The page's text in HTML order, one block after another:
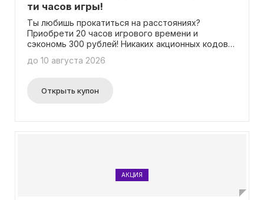
ти часов игры!
Ты любишь прокатиться на расстояниях?
Приобрети 20 часов игрового времени и
сэкономь 300 рублей! Никаких акционных кодов
до 10 августа 2026
Открыть купон
АКЦИЯ